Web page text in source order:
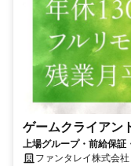
ゲームクライアン
上場グループ・前給保証
ファンタレイ株式会社